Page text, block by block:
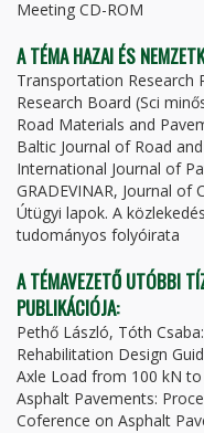
Meeting CD-ROM
A TÉMA HAZAI ÉS
Transportation Research
Research Board (Sci
Road Materials and
Baltic Journal of Road
International Journal of
GRADEVINAR, Journal of
Útügyi lapok. A
tudományos folyóirata
A TÉMAVEZETŐ UTÓBBI
PUBLIKÁCIÓJA:
Pethő László, Tóth
Rehabilitation Design
Axle Load from 100 kN to
Asphalt Pavements:
Coference on Asphalt